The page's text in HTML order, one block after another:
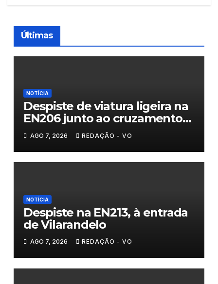
Últimas
NOTÍCIA
Despiste de viatura ligeira na
EN206 junto ao cruzamento
Fornos do Pinhal
AGO 7, 2026 REDAÇÃO - VO
NOTÍCIA
Despiste na EN213, à entrada
de Vilarandelo
AGO 7, 2026 REDAÇÃO - VO